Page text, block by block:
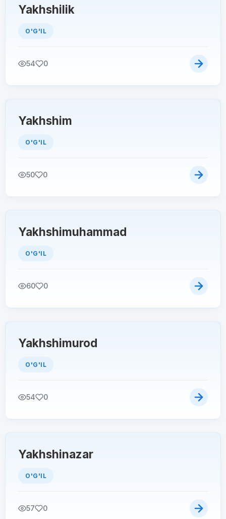
Yakhshilik
O'G'IL
54 0
Yakhshim
O'G'IL
50 0
Yakhshimuhammad
O'G'IL
60 0
Yakhshimurod
O'G'IL
54 0
Yakhshinazar
O'G'IL
57 0